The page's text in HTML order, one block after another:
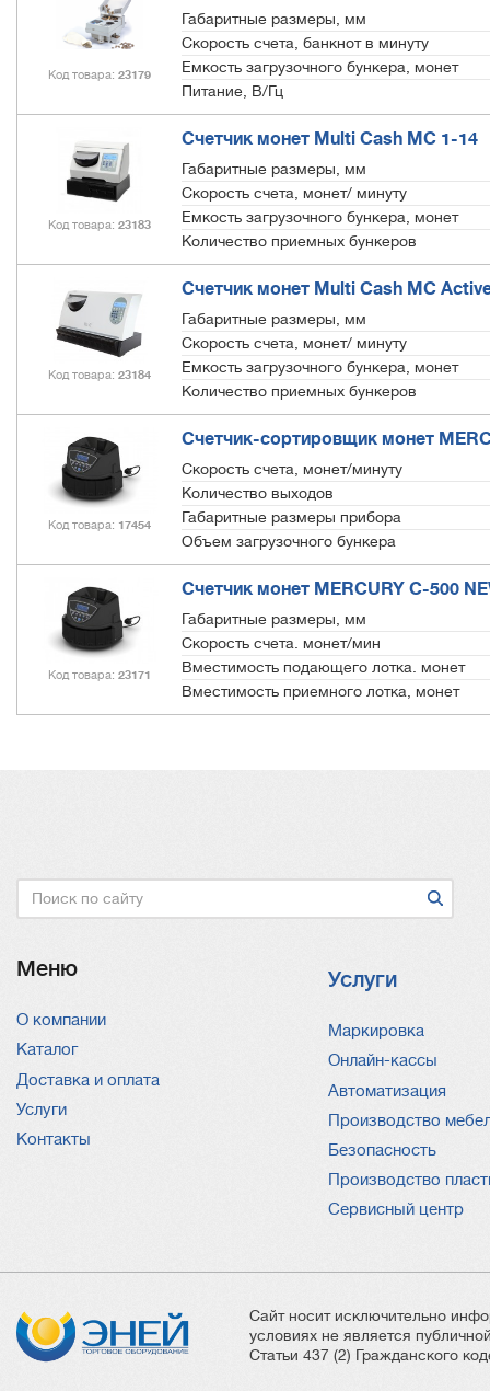
Код товара 23179
Габаритные размеры, мм
Скорость счета, банкнот в минуту
Емкость загрузочного бункера, монет
Питание, В/Гц
Код товара 23183
Счетчик монет Multi Cash MC 1-14
Габаритные размеры, мм
Скорость счета, монет/ минуту
Емкость загрузочного бункера, монет
Количество приемных бункеров
Код товара 23184
Счетчик монет Multi Cash MC
Габаритные размеры, мм
Скорость счета, монет/ минуту
Емкость загрузочного бункера, монет
Количество приемных бункеров
Код товара 17454
Счетчик-сортировщик монет
Скорость счета, монет/минуту
Количество выходов
Габаритные размеры прибора
Объем загрузочного бункера
Код товара 23171
Счетчик монет MERCURY C-500
Габаритные размеры, мм
Скорость счета. монет/мин
Вместимость подающего лотка. монет
Вместимость приемного лотка, монет
Поиск
Меню
О компании
Каталог
Доставка и оплата
Услуги
Контакты
Услуги
Услуги
Маркировка
Онлайн-кассы
Автоматизация
Производство
Безопасность
Производство
Сервисный центр
Сайт носит исключительно
условиях не является
Статьи 437 (2) Гражданского